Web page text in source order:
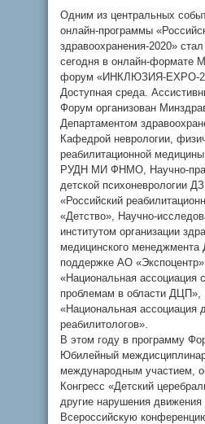
Одним из центральных
онлайн-программы
здравоохранения-2020»
сегодня в онлайн-формате
форум «ИНКЛЮЗИЯ-EXPO-
Доступная среда.
Форум организован
Департаментом
Кафедрой неврологии,
реабилитационной медицины
РУДН МИ ФНМО, Научно-
детской психоневрологии
«Российский
«Детство», Научно-
институтом организации
медицинского
поддержке АО
«Национальная ассоциация
проблемам в области
«Национальная ассоциация
реабилитологов».
В этом году в программу
Юбилейный
международным участием,
Конгресс «Детский
другие нарушения движения
Всероссийскую